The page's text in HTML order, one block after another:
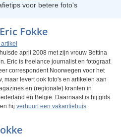
voor betere foto's
Fokke
artikel
april 2008 met zijn vrouw Bettina
Eric is freelance journalist en fotograaf.
correspondent Noorwegen voor het
maar levert ook foto's en artikelen aan
en (regionale) kranten in
en België. Daarnaast is hij gids
hij verhuurt een vakantiehuis.